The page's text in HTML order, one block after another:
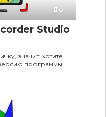
0
Studio
значит, хотите
программы